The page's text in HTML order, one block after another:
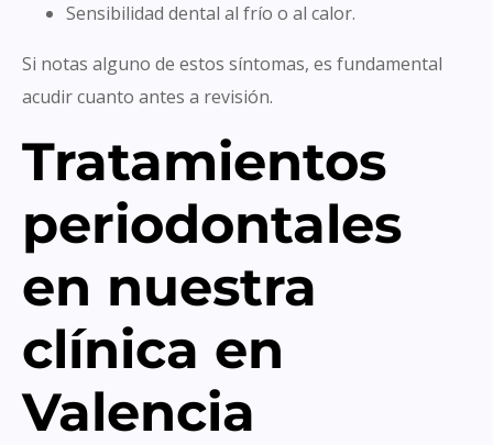
Sensibilidad dental al frío o al calor.
Si notas alguno de estos síntomas, es fundamental
acudir cuanto antes a revisión.
Tratamientos
periodontales
en nuestra
clínica en
Valencia